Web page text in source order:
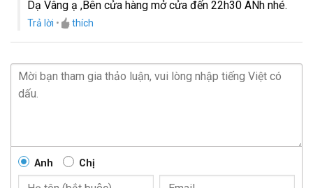
Dạ Vâng ạ ,Bên cửa hàng mở cửa đến 22h30 ANh nhé.
Trả lời • thích
Anh Chị